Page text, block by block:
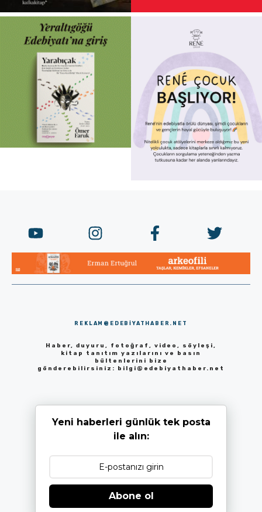
REKLAM@EDEBIYATHABER.NET
Haber, duyuru, fotoğraf, video, söyleşi,
kitap tanıtım yazılarını ve basın
bültenlerini bize
gönderebilirsiniz: bilgi@edebiyathaber.net
Yeni haberleri günlük tek posta
ile alın:
Abone ol